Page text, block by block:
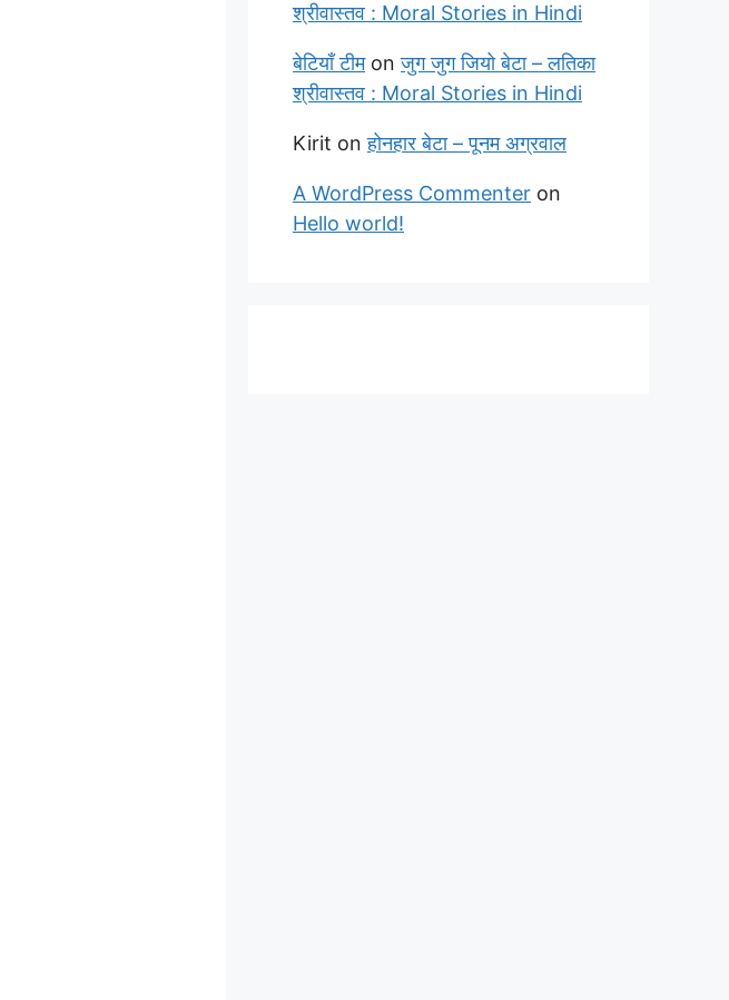
श्रीवास्तव : Moral Stories in Hindi
बेटियाँ टीमonजुग जुग जियो बेटा – लतिका
श्रीवास्तव : Moral Stories in Hindi
Kirit onहोनहार बेटा – पूनम अग्रवाल
A WordPress Commenter on
Hello world!